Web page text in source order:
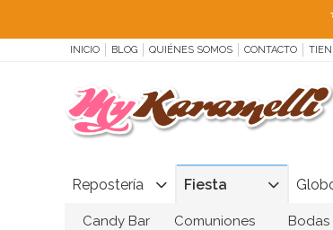
INICIO BLOG QUIÉNES SOMOS CONTACTO
Repostería Fiesta
Candy Bar Comuniones Bodas